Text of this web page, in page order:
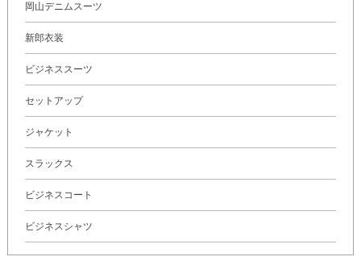
岡山デニムスーツ
新郎衣装
ビジネススーツ
セットアップ
ジャケット
スラックス
ビジネスコート
ビジネスシャツ